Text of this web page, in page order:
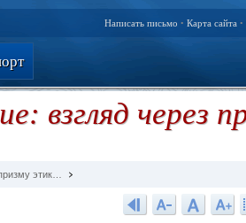
Написать письмо • Карта сайта •
взгляд через
этик…